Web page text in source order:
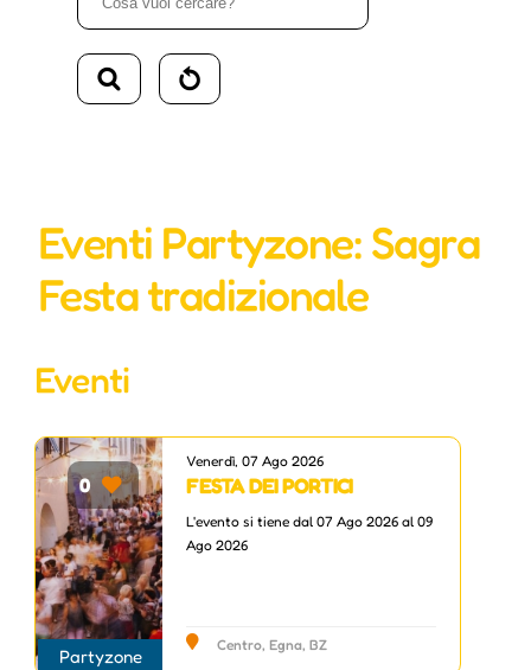
Eventi Partyzone: Sagra
Festa tradizionale
Eventi
0
Partyzone
Venerdì, 07 Ago 2026
FESTA DEI PORTICI
L'evento si tiene dal 07 Ago 2026 al 09
Ago 2026
Centro, Egna, BZ